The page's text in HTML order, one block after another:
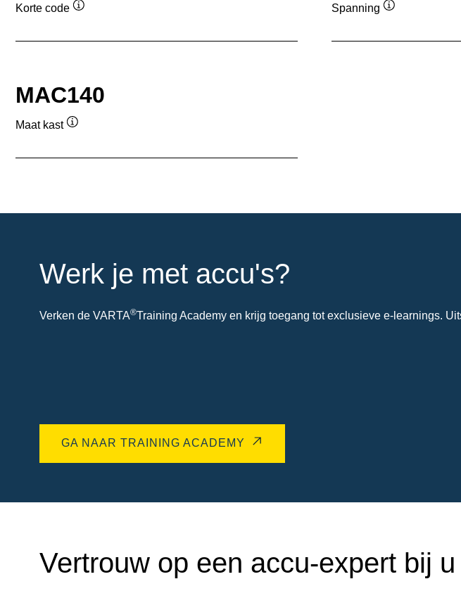
Korte code
de
Spanning
de
MAC140
Maat kast
de
Werk je met accu's?
Verken de VARTA®Training Academy en krijg toegang tot exclusieve e-learnings.
GA NAAR TRAINING ACADEMY
Vertrouw op een accu-expert bij